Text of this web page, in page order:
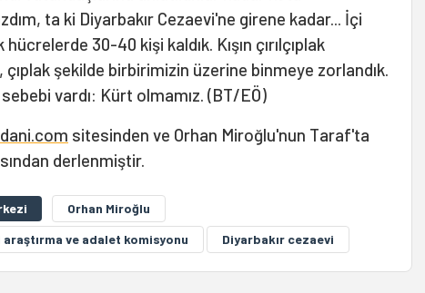
ta ki Diyarbakır Cezaevi'ne girene kadar... İçi
30-40 kişi kaldık. Kışın çırılçıplak
çıplak şekilde birbirimizin üzerine binmeye zorlandık.
vardı: Kürt olmamız. (BT/EÖ)
sitesinden ve Orhan Miroğlu'nun Taraf'ta
derlenmiştir.
Orhan Miroğlu
ve adalet komisyonu
Diyarbakır cezaevi